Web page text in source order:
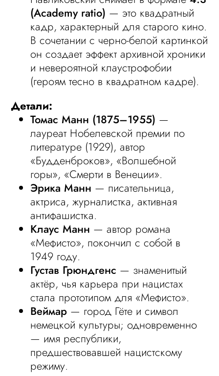
(Academy ratio) — это квадратный
кадр, характерный для старого кино.
В сочетании с черно-белой картинкой
он создает эффект архивной хроники
и невероятной клаустрофобии
(героям тесно в квадратном кадре).
Детали:
Томас Манн (1875–1955) —
лауреат Нобелевской премии по
литературе (1929), автор
«Будденброков», «Волшебной
горы», «Смерти в Венеции».
Эрика Манн — писательница,
актриса, журналистка, активная
антифашистка.
Клаус Манн — автор романа
«Мефисто», покончил с собой в
1949 году.
Густав Грюндгенс — знаменитый
актёр, чья карьера при нацистах
стала прототипом для «Мефисто».
Веймар — город Гёте и символ
немецкой культуры; одновременно
— имя республики,
предшествовавшей нацистскому
режиму.